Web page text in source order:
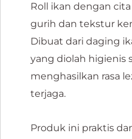
Roll ikan dengan
gurih dan tekstur
Dibuat dari daging
yang diolah higienis
menghasilkan rasa
terjaga.
Produk ini praktis